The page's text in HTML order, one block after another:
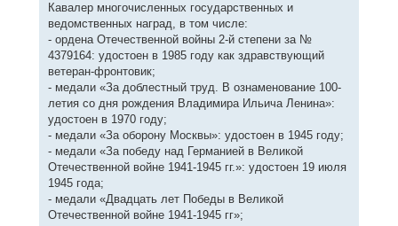
Кавалер многочисленных государственных и
ведомственных наград, в том числе:
- ордена Отечественной войны 2-й степени за №
4379164: удостоен в 1985 году как здравствующий
ветеран-фронтовик;
- медали «За доблестный труд. В ознаменование 100-
летия со дня рождения Владимира Ильича Ленина»:
удостоен в 1970 году;
- медали «За оборону Москвы»: удостоен в 1945 году;
- медали «За победу над Германией в Великой
Отечественной войне 1941-1945 гг.»: удостоен 19 июля
1945 года;
- медали «Двадцать лет Победы в Великой
Отечественной войне 1941-1945 гг»;